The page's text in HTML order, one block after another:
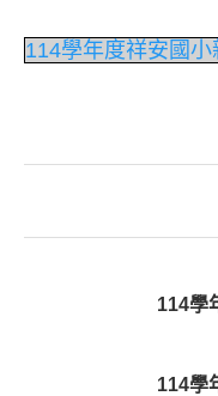
114學年度祥安國
114學
114學